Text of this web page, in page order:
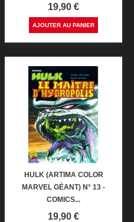
Prix
19,90 €
AJOUTER AU PANIER
HULK (ARTIMA COLOR
MARVEL GÉANT) N° 13 -
COMICS...
Prix
19,90 €